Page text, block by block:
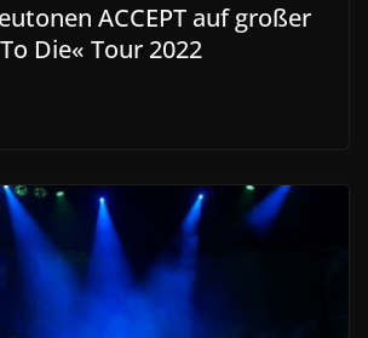
ACCEPT auf großer
Die« Tour 2022